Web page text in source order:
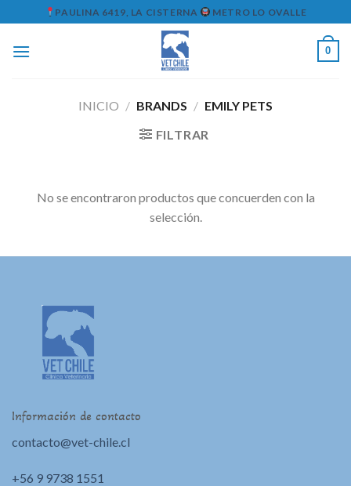
to
content
PAULINA 6419, LA CISTERNA METRO LO OVALLE
0
INICIO / BRANDS / EMILY PETS
FILTRAR
No se encontraron productos que concuerden con la
selección.
Información de contacto
contacto@vet-chile.cl
+56 9 9738 1551